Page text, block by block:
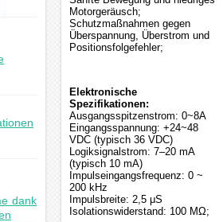
dank
Motorgeräusch;
Schutzmaßnahmen gegen
Überspannung, Überstrom und
Positionsfolgefehler;
Elektronische
Spezifikationen:
Ausgangsspitzenstrom: 0~8A
Eingangsspannung: +24~48
VDC (typisch 36 VDC)
Logiksignalstrom: 7–20 mA
(typisch 10 mA)
Impulseingangsfrequenz: 0 ~
200 kHz
Impulsbreite: 2,5 μS
Isolationswiderstand: 100 MΩ;